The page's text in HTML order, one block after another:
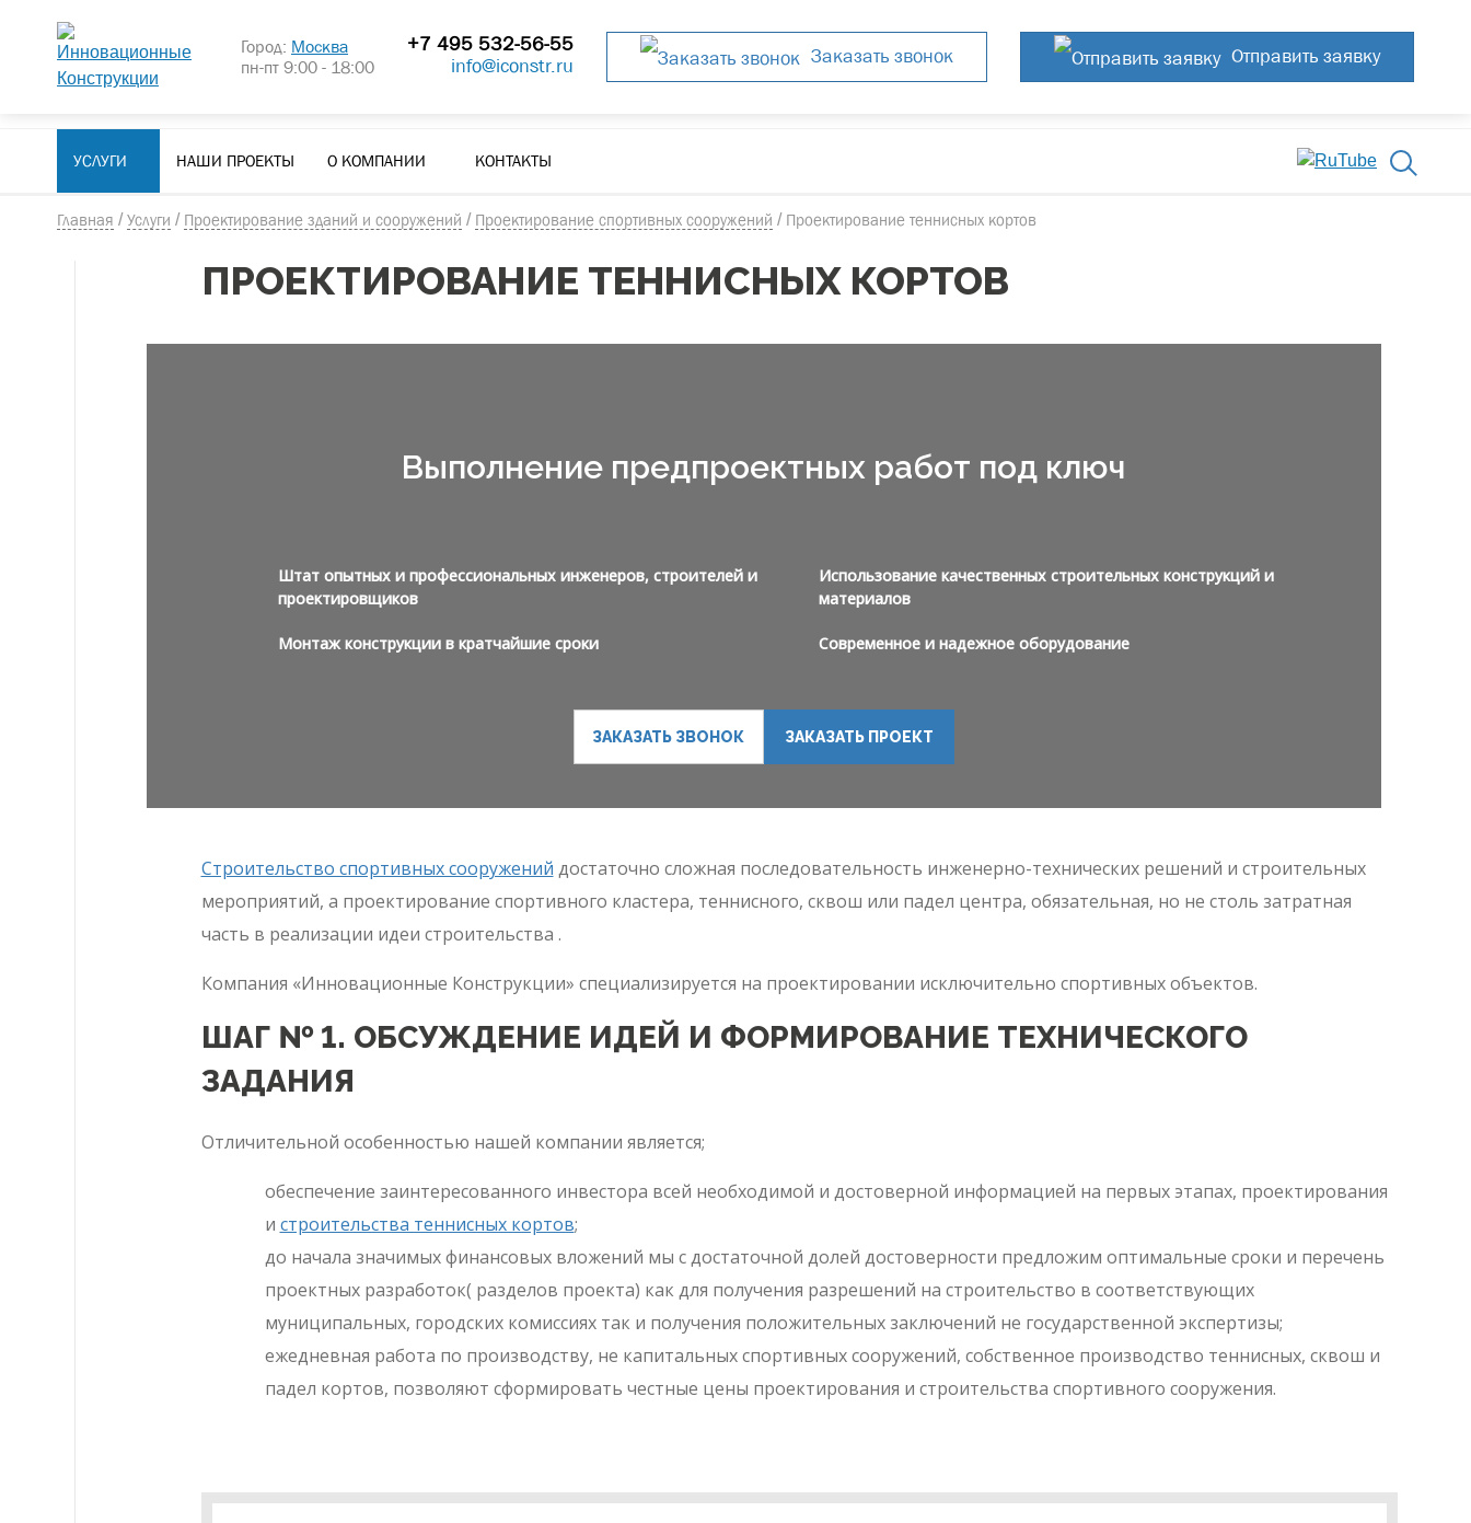
Город: Москва
пн-пт 9:00 - 18:00
+7 495 532-56-55
info@iconstr.ru
Заказать звонок Отправить заявку
УСЛУГИ НАШИ ПРОЕКТЫ О КОМПАНИИ КОНТАКТЫ
Главная /Услуги / Проектирование зданий и сооружений / Проектирование спортивных сооружений / Проектирование теннисных кортов
ПРОЕКТИРОВАНИЕ ТЕННИСНЫХ КОРТОВ
Выполнение предпроектных работ под ключ
Штат опытных и профессиональных инженеров, строителей и
проектировщиков
Монтаж конструкции в кратчайшие сроки
Использование качественных строительных конструкций и
материалов
Современное и надежное оборудование
ЗАКАЗАТЬ ЗВОНОК ЗАКАЗАТЬ ПРОЕКТ
Строительство спортивных сооружений достаточно сложная последовательность инженерно-технических решений и строительных
мероприятий, а проектирование спортивного кластера, теннисного, сквош или падел центра, обязательная, но не столь затратная
часть в реализации идеи строительства .
Компания «Инновационные Конструкции» специализируется на проектировании исключительно спортивных объектов.
ШАГ № 1. ОБСУЖДЕНИЕ ИДЕЙ И ФОРМИРОВАНИЕ ТЕХНИЧЕСКОГО
ЗАДАНИЯ
Отличительной особенностью нашей компании является;
обеспечение заинтересованного инвестора всей необходимой и достоверной информацией на первых этапах, проектирования
и строительства теннисных кортов;
до начала значимых финансовых вложений мы с достаточной долей достоверности предложим оптимальные сроки и перечень
проектных разработок( разделов проекта) как для получения разрешений на строительство в соответствующих
муниципальных, городских комиссиях так и получения положительных заключений не государственной экспертизы;
ежедневная работа по производству, не капитальных спортивных сооружений, собственное производство теннисных, сквош и
падел кортов, позволяют сформировать честные цены проектирования и строительства спортивного сооружения.